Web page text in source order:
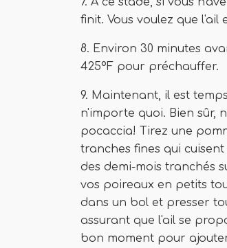
finit. Vous voulez que
8. Environ 30 minutes
425ºF pour préchauffer.
9. Maintenant, il est
n'importe quoi. Bien sûr,
pocaccia! Tirez une
tranches fines qui
des demi-mois tranchés
vos poireaux en petits
dans un bol et presser
assurant que l'ail se
bon moment pour